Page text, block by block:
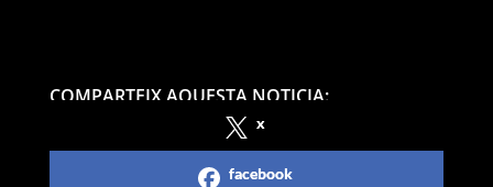
COMPARTEIX AQUESTA NOTICIA:
x
facebook